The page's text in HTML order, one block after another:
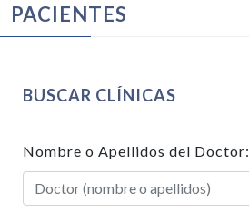
PACIENTES
BUSCAR CLÍNICAS
Nombre o Apellidos del Doctor: